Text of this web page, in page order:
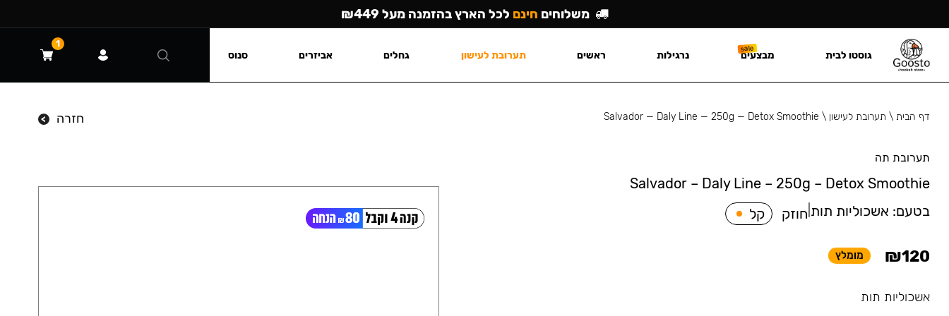
דף הבית\ תערובת לעישון \
Salvador — Daly Line — 250g — Detox Smoothie חזרה
תערובת תה
Salvador – Daly Line – 250g – Detox Smoothie
בטעם: אשכוליות תות חוזק קל
₪120 מומלץ
אשכוליות תות
משלוחים חינם לכל הארץ בהזמנה מעל ₪449
גוסטו לבית מבצעים נרגילות ראשים תערובת לעישון גחלים אביזרים סנוס
1